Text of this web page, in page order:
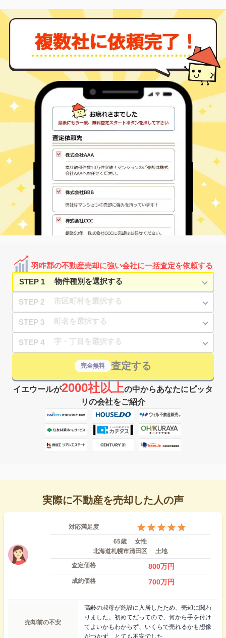
羽咋郡の不動産売却に強い会社に一括査定を依頼する
STEP 1
STEP 2
STEP 3
STEP 4
完全無料 査定する
イエウールが2000社以上の中からあなたにピッタ
リの会社をご紹介
実際に不動産を売却した人の声
対応満足度
65歳
女性
北海道札幌市清田区
土地
査定価格
800万円
成約価格 700万円
売却前の不安
高齢の叔母が施設に入居したため、売却に関わ
りました。初めてだってので、何から手を付け
てよいかもわからず、いくらで売れるかも想像
がつかず、とても不安でした。